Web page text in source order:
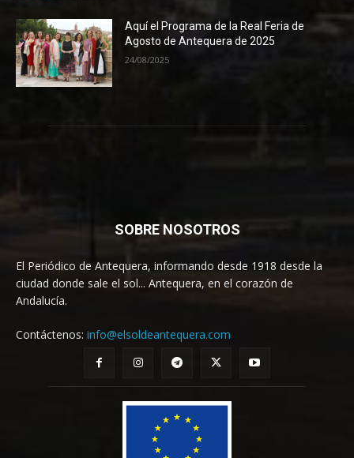
Aquí el Programa de la Real Feria de
Agosto de Antequera de 2025
24/08/2025
SOBRE NOSOTROS
El Periódico de Antequera, informando desde 1918 desde la
ciudad donde sale el sol... Antequera, en el corazón de
Andalucía.
Contáctenos: info@elsoldeantequera.com